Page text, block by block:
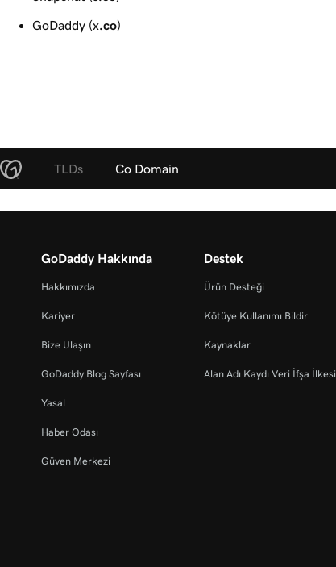
GoDaddy (x.co)
TLDs Co Domain
GoDaddy Hakkında
Hakkımızda
Kariyer
Bize Ulaşın
GoDaddy Blog Sayfası
Yasal
Haber Odası
Güven Merkezi
Destek
Ürün Desteği
Kötüye Kullanımı Bildir
Kaynaklar
Alan Adı Kaydı Veri İfşa İlkesi